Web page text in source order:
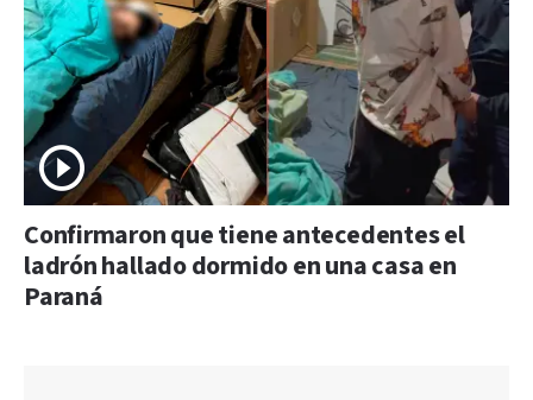
Confirmaron que tiene antecedentes el
ladrón hallado dormido en una casa en
Paraná